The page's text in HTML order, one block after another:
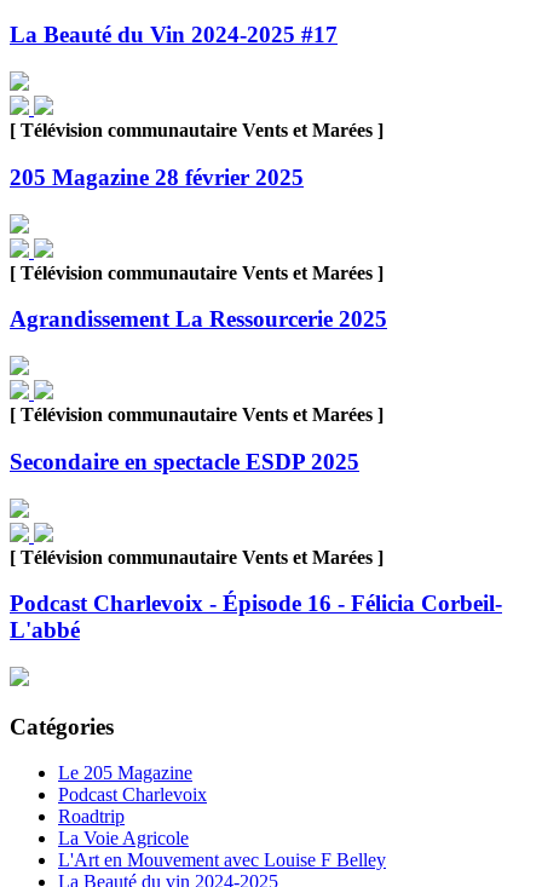
La Beauté du Vin 2024-2025 #17
[ Télévision communautaire Vents et Marées ]
205 Magazine 28 février 2025
[ Télévision communautaire Vents et Marées ]
Agrandissement La Ressourcerie 2025
[ Télévision communautaire Vents et Marées ]
Secondaire en spectacle ESDP 2025
[ Télévision communautaire Vents et Marées ]
Podcast Charlevoix - Épisode 16 - Félicia Corbeil-
L'abbé
Catégories
Le 205 Magazine
Podcast Charlevoix
Roadtrip
La Voie Agricole
L'Art en Mouvement avec Louise F Belley
La Beauté du vin 2024-2025